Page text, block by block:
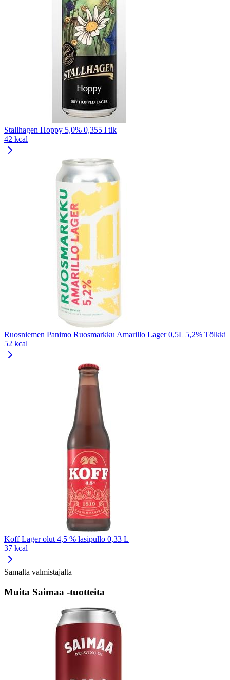
Stallhagen Hoppy 5,0% 0,355 l tlk
42 kcal
Ruosniemen Panimo Ruosmarkku Amarillo Lager 0,5L 5,2% Tölkki
52 kcal
Koff Lager olut 4,5 % lasipullo 0,33 L
37 kcal
Samalta valmistajalta
Muita Saimaa -tuotteita